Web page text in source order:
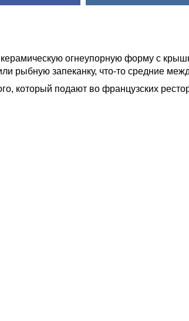
огнеупорную форму с
рыбную запеканку, что-то средние
который подают во французских